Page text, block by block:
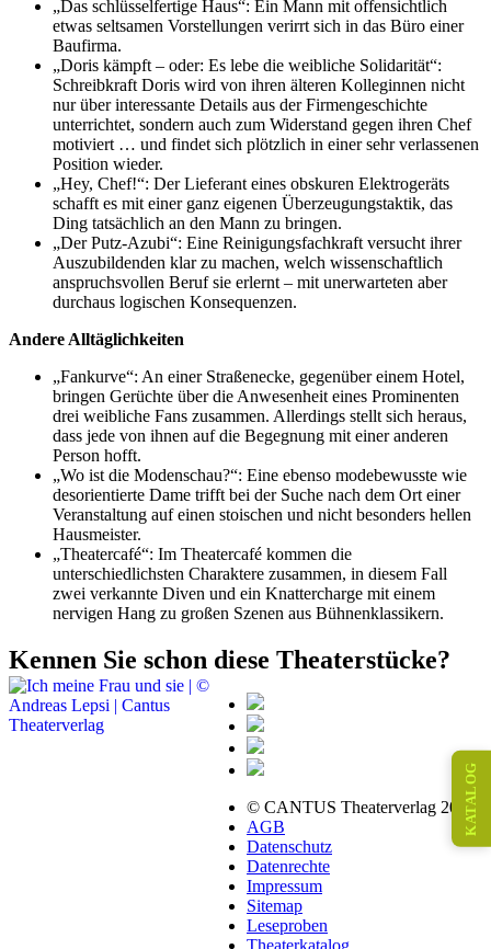
„Das schlüsselfertige Haus“: Ein Mann mit offensichtlich
etwas seltsamen Vorstellungen verirrt sich in das Büro einer
Baufirma.
„Doris kämpft – oder: Es lebe die weibliche Solidarität“:
Schreibkraft Doris wird von ihren älteren Kolleginnen nicht
nur über interessante Details aus der Firmengeschichte
unterrichtet, sondern auch zum Widerstand gegen ihren Chef
motiviert … und findet sich plötzlich in einer sehr verlassenen
Position wieder.
„Hey, Chef!“: Der Lieferant eines obskuren Elektrogeräts
schafft es mit einer ganz eigenen Überzeugungstaktik, das
Ding tatsächlich an den Mann zu bringen.
„Der Putz-Azubi“: Eine Reinigungsfachkraft versucht ihrer
Auszubildenden klar zu machen, welch wissenschaftlich
anspruchsvollen Beruf sie erlernt – mit unerwarteten aber
durchaus logischen Konsequenzen.
Andere Alltäglichkeiten
„Fankurve“: An einer Straßenecke, gegenüber einem Hotel,
bringen Gerüchte über die Anwesenheit eines Prominenten
drei weibliche Fans zusammen. Allerdings stellt sich heraus,
dass jede von ihnen auf die Begegnung mit einer anderen
Person hofft.
„Wo ist die Modenschau?“: Eine ebenso modebewusste wie
desorientierte Dame trifft bei der Suche nach dem Ort einer
Veranstaltung auf einen stoischen und nicht besonders hellen
Hausmeister.
„Theatercafé“: Im Theatercafé kommen die
unterschiedlichsten Charaktere zusammen, in diesem Fall
zwei verkannte Diven und ein Knattercharge mit einem
nervigen Hang zu großen Szenen aus Bühnenklassikern.
Kennen Sie schon diese Theaterstücke?
© CANTUS Theaterverlag 2026
AGB
Datenschutz
Datenrechte
Impressum
Sitemap
Leseproben
Theaterkatalog
KATALOG